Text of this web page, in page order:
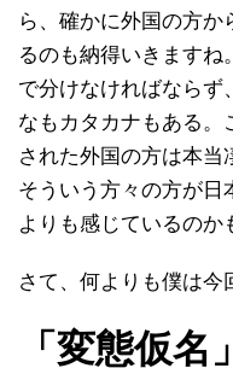
ら、確かに外国の方
るのも納得いきますね
で分けなければならず
なもカタカナもある。
された外国の方は本当
そういう方々の方が日
よりも感じているのか
さて、何よりも僕は今
「変態仮名」